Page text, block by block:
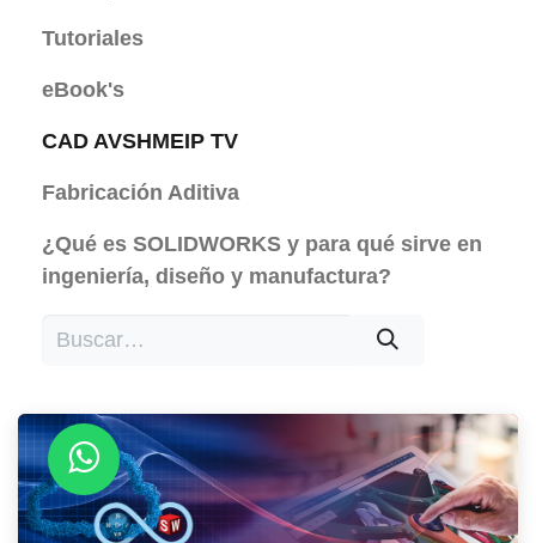
Tutoriales
eBook's
CAD AVSHMEIP TV
Fabricación Aditiva
¿Qué es SOLIDWORKS y para qué sirve en
ingeniería, diseño y manufactura?